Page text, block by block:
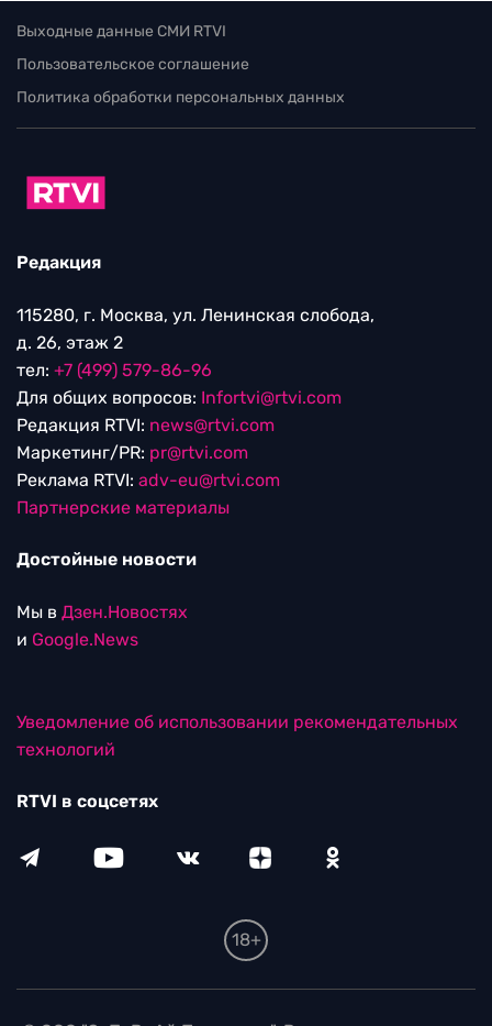
Выходные данные СМИ RTVI
Пользовательское соглашение
Политика обработки персональных данных
Редакция
115280, г. Москва, ул. Ленинская слобода,
д. 26, этаж 2
тел: +7 (499) 579-86-96
Для общих вопросов: Infortvi@rtvi.com
Редакция RTVI: news@rtvi.com
Маркетинг/PR: pr@rtvi.com
Реклама RTVI: adv-eu@rtvi.com
Партнерские материалы
Достойные новости
Мы в Дзен.Новостях
и Google.News
Уведомление об использовании рекомендательных
технологий
RTVI в соцсетях
18+